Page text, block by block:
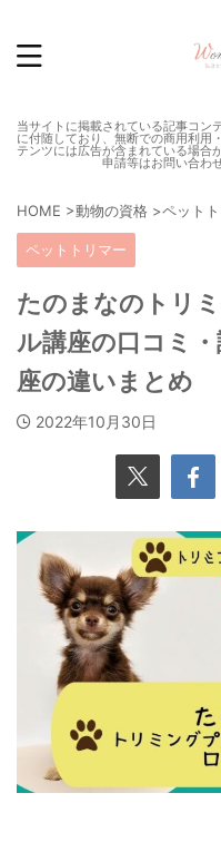
当サイトに掲載されている記事コン
に付随しており、無断での商用利用
テンツには広告が含まれている場合
申請等はお問い合わ
HOME >動物の資格 >ペット
ペットトリマー
たのまなのトリ
ル講座の口コミ
座の違いまとめ
2022年10月30日